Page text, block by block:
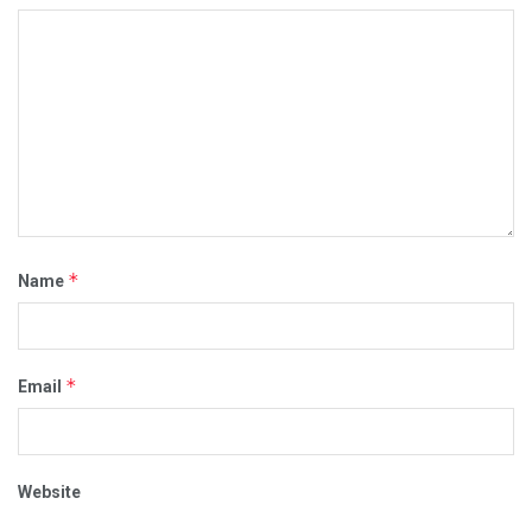
Name *
Email *
Website